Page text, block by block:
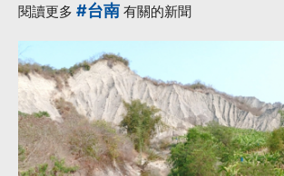
閱讀更多 #台南 有關的新聞